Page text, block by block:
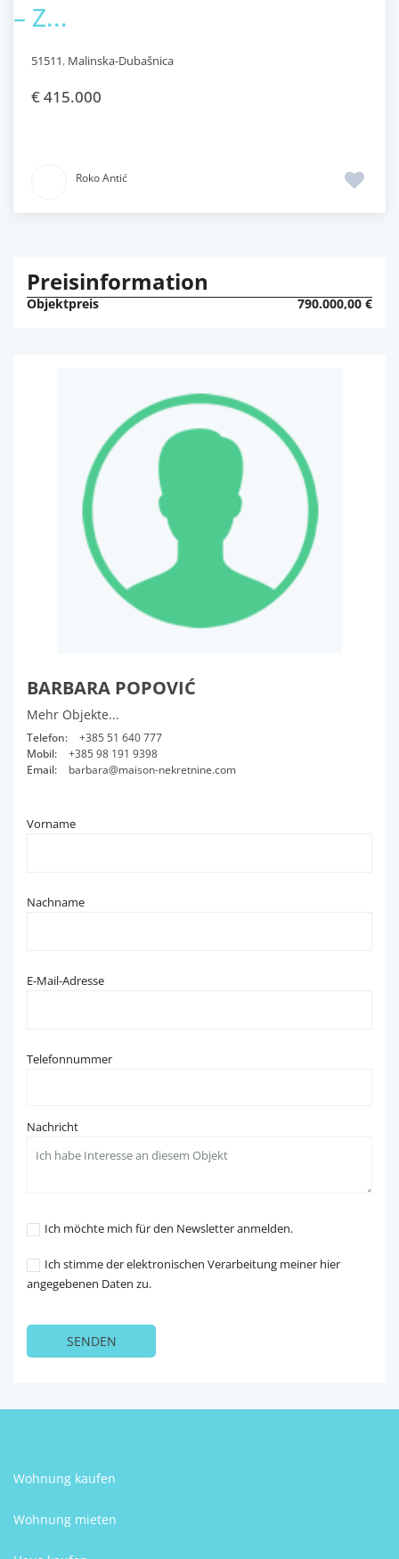
– Z...
51511, Malinska-Dubašnica
€ 415.000
Roko Antić
BARBARA POPOVIĆ
Mehr Objekte...
Telefon:
+385 51 640 777
Mobil:
+385 98 191 9398
Email:
barbara@maison-nekretnine.com
Vorname
Nachname
E-Mail-Adresse
Telefonnummer
Nachricht
Ich möchte mich für den Newsletter anmelden.
Ich stimme der elektronischen Verarbeitung meiner hier
angegebenen Daten zu.
Preisinformation
Objektpreis 790.000,00 €
Wohnung kaufen
Wohnung mieten